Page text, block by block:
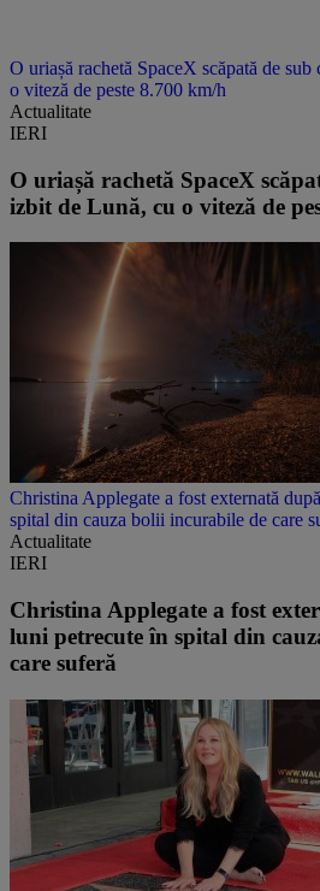
O uriașă rachetă SpaceX scăpată de
o viteză de peste 8.700 km/h
Actualitate
IERI
O uriașă rachetă SpaceX
izbit de Lună, cu o viteză de
Christina Applegate a fost externată
spital din cauza bolii incurabile de care
Actualitate
IERI
Christina Applegate a fost
luni petrecute în spital din
care suferă